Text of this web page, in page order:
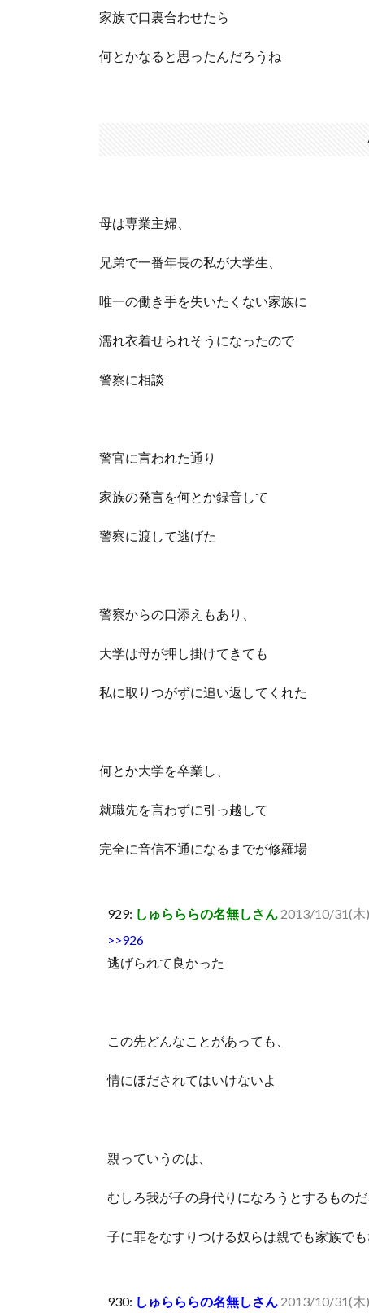
家族で口裏合わせたら
何とかなると思ったんだろうね
母は専業主婦、
兄弟で一番年長の私が大学生、
唯一の働き手を失いたくない家族に
濡れ衣着せられそうになったので
警察に相談
警官に言われた通り
家族の発言を何とか録音して
警察に渡して逃げた
警察からの口添えもあり、
大学は母が押し掛けてきても
私に取りつがずに追い返してくれた
何とか大学を卒業し、
就職先を言わずに引っ越して
完全に音信不通になるまでが修羅場
929: しゅらららの名無しさん 2013/10/31(木
>>926
逃げられて良かった
この先どんなことがあっても、
情にほだされてはいけないよ
親っていうのは、
むしろ我が子の身代りになろうとするものだ
子に罪をなすりつける奴らは親でも家族で
930: しゅらららの名無しさん 2013/10/31(木